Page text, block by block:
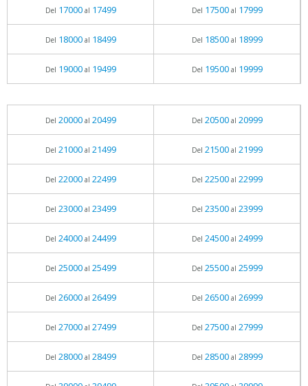
Del 17000al 17499 Del 17500al 17999
Del 18000al 18499 Del 18500al 18999
Del 19000al 19499 Del 19500al 19999
Del 20000al 20499 Del 20500al 20999
Del 21000al 21499 Del 21500al 21999
Del 22000al 22499 Del 22500al 22999
Del 23000al 23499 Del 23500al 23999
Del 24000al 24499 Del 24500al 24999
Del 25000al 25499 Del 25500al 25999
Del 26000al 26499 Del 26500al 26999
Del 27000al 27499 Del 27500al 27999
Del 28000al 28499 Del 28500al 28999